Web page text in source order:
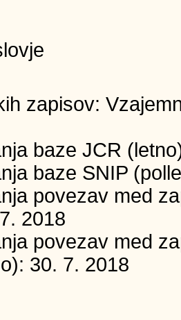
zapisov:
baze JCR
baze SNIP
povezav med
2018
povezav med
30. 7. 2018